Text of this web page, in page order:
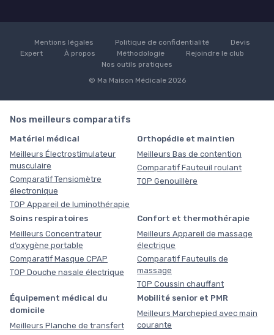
Mentions légales Politique de confidentialité
Devis
Expert
À propos Méthodologie
Rejoindre le club
Nos outils pratiques
© Ma Maison Médicale 2026
Nos meilleurs comparatifs
Matériel médical
Meilleurs Électrostimulateur
musculaire
Comparatif Tensiomètre
électronique
TOP Appareil de luminothérapie
Orthopédie et maintien
Meilleurs Bas de contention
Comparatif Fauteuil roulant
TOP Genouillère
Soins respiratoires
Meilleurs Concentrateur
d’oxygène portable
Comparatif Masque CPAP
TOP Douche nasale électrique
Confort et thermothérapie
Meilleurs Appareil de massage
électrique
Comparatif Fauteuils de
massage
TOP Coussin chauffant
Équipement médical du
domicile
Meilleurs Planche de transfert
Mobilité senior et PMR
Meilleurs Marchepied avec main
courante